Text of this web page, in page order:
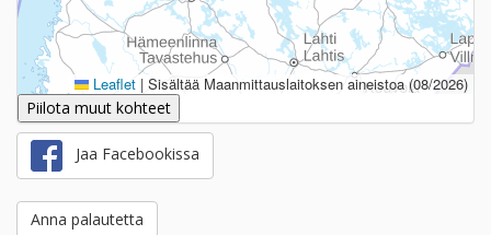
Leaflet | Sisältää Maanmittauslaitoksen aineistoa (08/2026)
Piilota muut kohteet
Jaa Facebookissa
Anna palautetta